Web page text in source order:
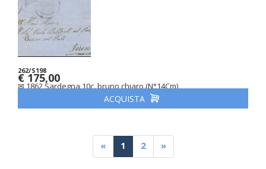
262/S198
✉ 1862 Sardegna 10c. bruno chiaro (N°14Cm)
€ 175,00
ACQUISTA
« 1 2 »